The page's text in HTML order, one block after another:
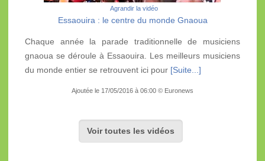
Agrandir la vidéo
Essaouira : le centre du monde Gnaoua
Chaque année la parade traditionnelle de musiciens
gnaoua se déroule à Essaouira. Les meilleurs musiciens
du monde entier se retrouvent ici pour [Suite...]
Ajoutée le 17/05/2016 à 06:00 © Euronews
Voir toutes les vidéos